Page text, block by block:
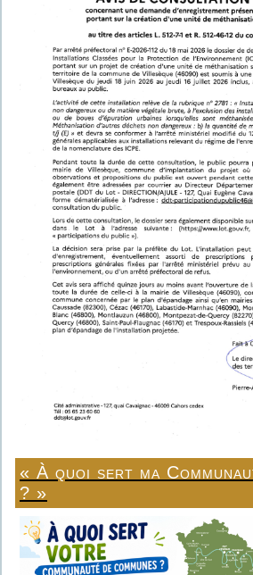
« À quoi sert ma
? »